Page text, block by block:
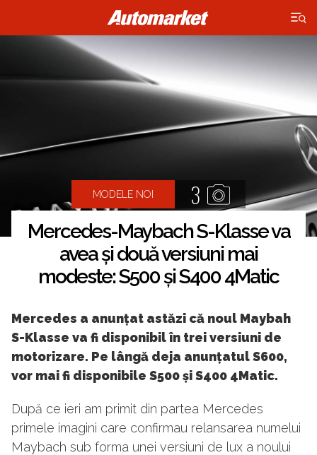
×
MODELE NOI 3
Mercedes-Maybach S-Klasse va
avea și două versiuni mai
modeste: S500 și S400 4Matic
Mercedes a anunțat astăzi că noul Maybah
S-Klasse va fi disponibil în trei versiuni de
motorizare. Pe lângă deja anunțatul S600,
vor mai fi disponibile S500 și S400 4Matic.
După ce ieri am primit din partea Mercedes
primele imagini care confirmau relansarea numelui
Maybach sub forma unei versiuni de lux a noului